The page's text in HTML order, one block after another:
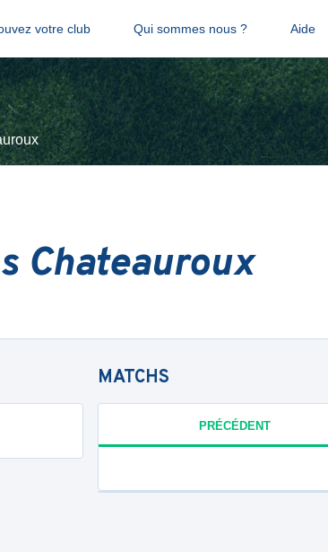
votre club Qui sommes nous ? Aide
Chateauroux
MATCHS
PRÉCÉDENT